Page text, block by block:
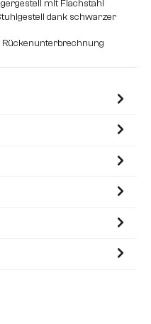
mit Flachstahl
dank schwarzer